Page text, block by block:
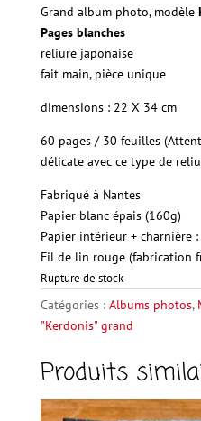
Grand album photo, modèle
Pages blanches
reliure japonaise
fait main, pièce unique
dimensions : 22 X 34 cm
60 pages / 30 feuilles
délicate avec ce type de
Fabriqué à Nantes
Papierblanc épais (160g)
Papier intérieur + charnière
Filde lin rouge (fabrication
Rupture de stock
Catégories : Albums photos,
"Kerdonis" grand
Produits